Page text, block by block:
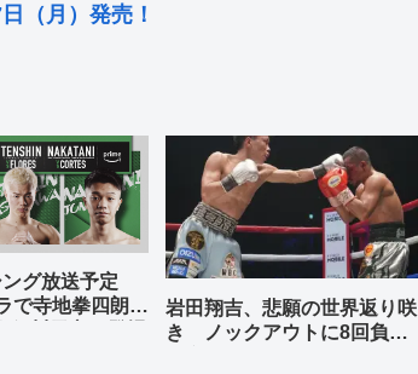
（月）発売！
ング放送予定
で寺地拳四朗、
岩田翔吉、悲願の世界返り咲
き ノックアウトに8回負傷